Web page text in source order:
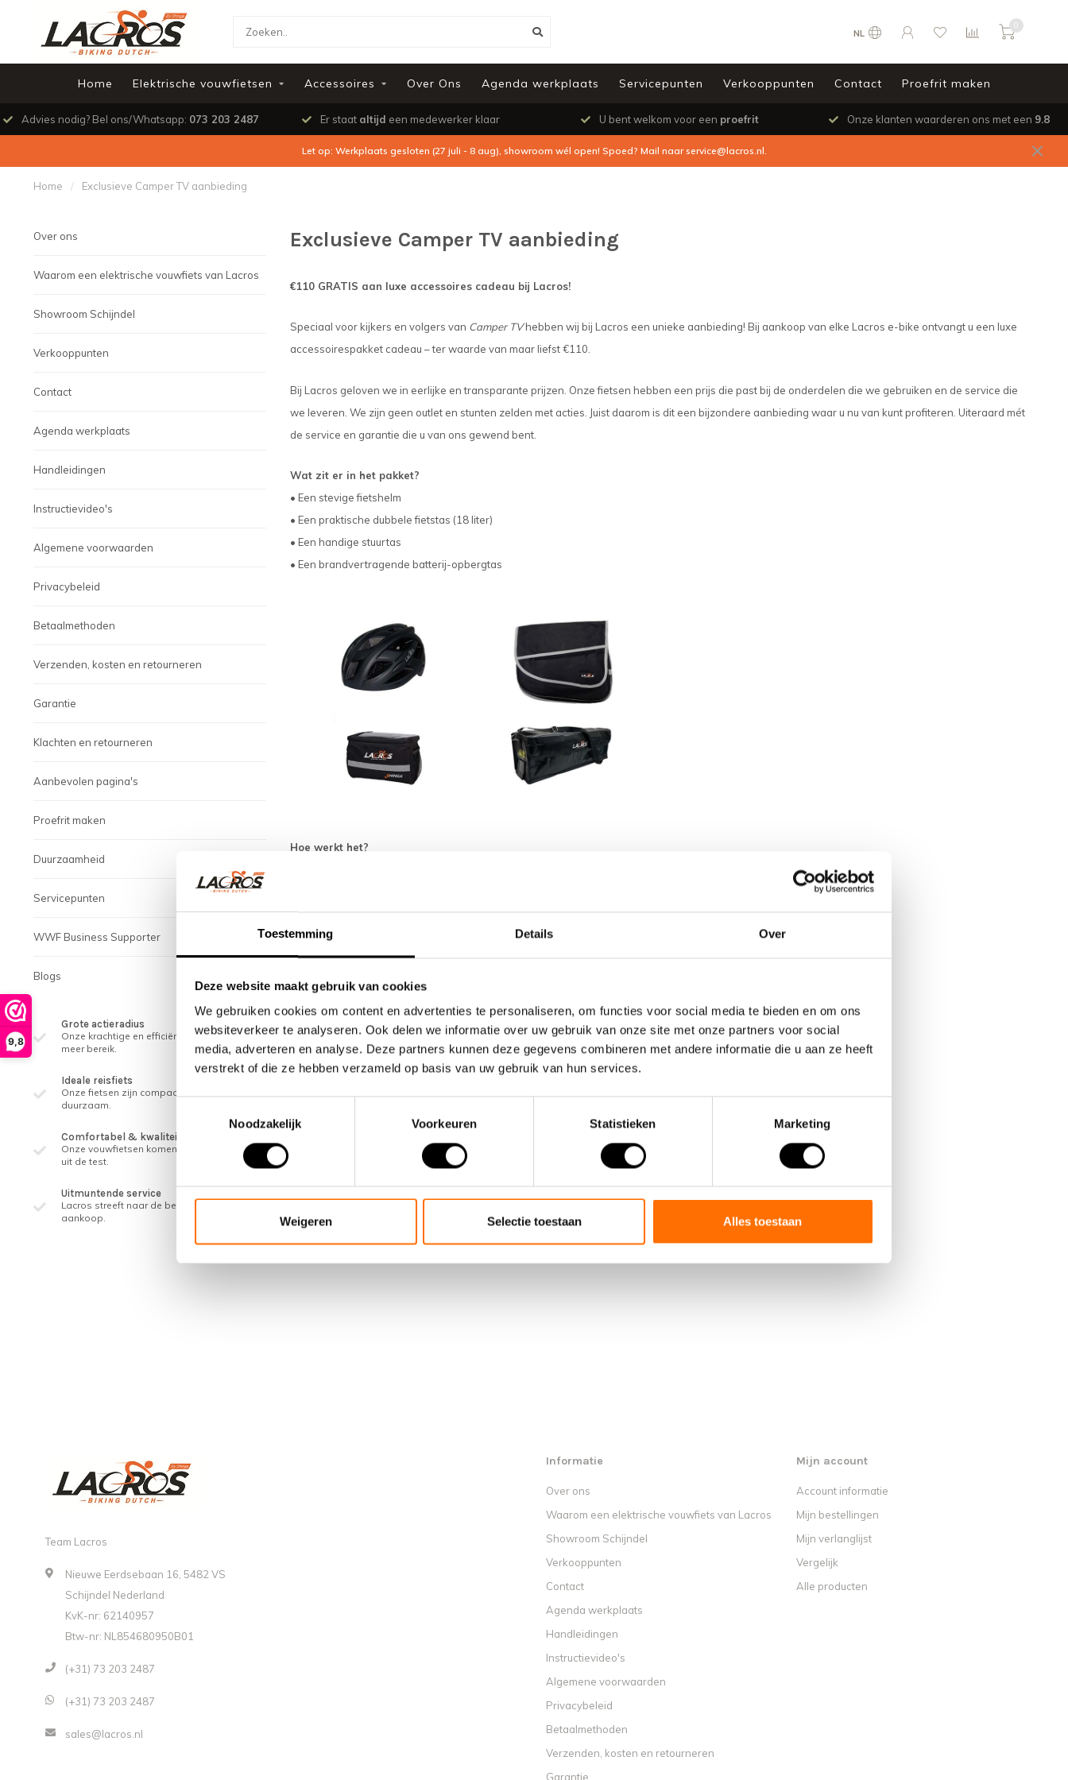
9,8
Toestemming Details Over
Deze website maakt gebruik van cookies
We gebruiken cookies om content en advertenties te personaliseren, om functies voor social media te bieden en om ons
websiteverkeer te analyseren. Ook delen we informatie over uw gebruik van onze site met onze partners voor social
media, adverteren en analyse. Deze partners kunnen deze gegevens combineren met andere informatie die u aan ze heeft
verstrekt of die ze hebben verzameld op basis van uw gebruik van hun services.
Noodzakelijk
Voorkeuren Statistieken Marketing
Weigeren Selectie toestaan Alles toestaan
NL
0
Home Elektrische vouwfietsen Accessoires Over Ons Agenda werkplaats Servicepunten Verkooppunten Contact Proefrit maken
Advies nodig? Bel ons/Whatsapp: 073 203 2487 Er staat altijd een medewerker klaar U bent welkom voor een proefrit Onze klanten waarderen ons met een 9.8
Let op: Werkplaats gesloten (27 juli - 8 aug), showroom wél open! Spoed? Mail naarservice@lacros.nl.
Home / Exclusieve Camper TV aanbieding
Over ons
Waarom een elektrische vouwfiets van Lacros
Showroom Schijndel
Verkooppunten
Contact
Agenda werkplaats
Handleidingen
Instructievideo's
Algemene voorwaarden
Privacybeleid
Betaalmethoden
Verzenden, kosten en retourneren
Garantie
Klachten en retourneren
Aanbevolen pagina's
Proefrit maken
Duurzaamheid
Servicepunten
WWF Business Supporter
Blogs
Grote actieradius
Onze krachtige en efficiënte batterijen voor
meer bereik.
Ideale reisfiets
Onze fietsen zijn compact, licht gewicht en
duurzaam.
Comfortabel & kwaliteit
Onze vouwfietsen komen al 3 jaar als beste
uit de test.
Uitmuntende service
Lacros streeft naar de beste service, ook na
aankoop.
Exclusieve Camper TV aanbieding
€110 GRATIS aan luxe accessoires cadeau bij Lacros!
Speciaal voor kijkers en volgers van Camper TVhebben wij bij Lacros een unieke aanbieding! Bij aankoop van elke Lacros e-bike ontvangt u een luxe
accessoirespakket cadeau – ter waarde van maar liefst €110.
Bij Lacros geloven we in eerlijke en transparante prijzen. Onze fietsen hebben een prijs die past bij de onderdelen die we gebruiken en de service die
we leveren. We zijn geen outlet en stunten zelden met acties. Juist daarom is dit een bijzondere aanbieding waar u nu van kunt profiteren. Uiteraard mét
de service en garantie die u van ons gewend bent.
Wat zit er in het pakket?
• Een stevige fietshelm
• Een praktische dubbele fietstas (18 liter)
• Een handige stuurtas
• Een brandvertragende batterij-opbergtas
Hoe werkt het?
• U ontvangt het gratis Camper TV accessoirespakket direct meegeleverd.
Actievoorwaarden
• Niet te combineren met andere kortingen of aanbiedingen.
Voor meer informatie kunt u uiteraard contact met ons opnemen via
Team Lacros
Nieuwe Eerdsebaan 16, 5482 VS
Schijndel Nederland
KvK-nr: 62140957
Btw-nr: NL854680950B01
(+31) 73 203 2487
(+31) 73 203 2487
sales@lacros.nl
Informatie
Over ons
Waarom een elektrische vouwfiets van Lacros
Showroom Schijndel
Verkooppunten
Contact
Agenda werkplaats
Handleidingen
Instructievideo's
Algemene voorwaarden
Privacybeleid
Betaalmethoden
Verzenden, kosten en retourneren
Garantie
Mijn account
Account informatie
Mijn bestellingen
Mijn verlanglijst
Vergelijk
Alle producten